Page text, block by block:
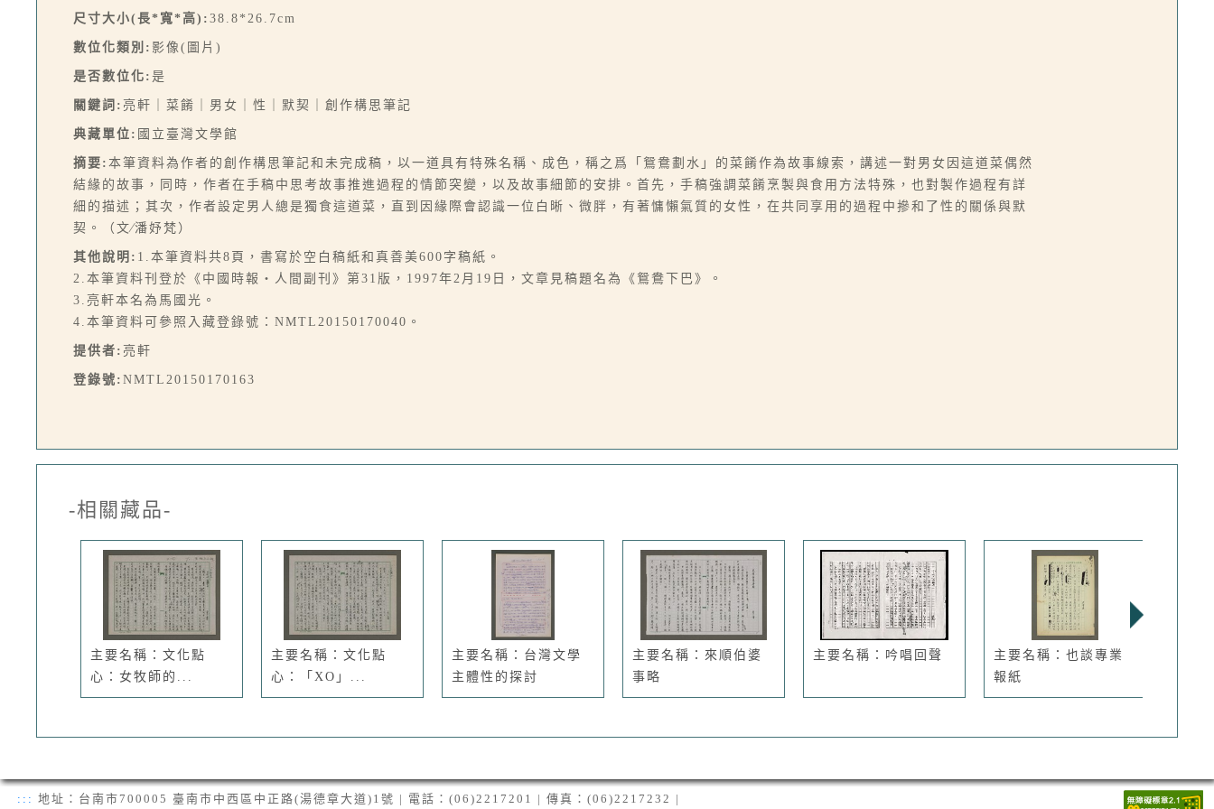
尺寸大小(長*寬*高): 38.8*26.7cm
數位化類別: 影像(圖片)
是否數位化: 是
關鍵詞: 亮軒｜菜餚｜男女｜性｜默契｜創作構思筆記
典藏單位: 國立臺灣文學館
摘要: 本筆資料為作者的創作構思筆記和未完成稿，以一道具有特殊名稱、成色，稱之爲「鴛鴦劃水」的菜餚作為故事線索，講述一對男女因這道菜偶然
結緣的故事，同時，作者在手稿中思考故事推進過程的情節突變，以及故事細節的安排。首先，手稿強調菜餚烹製與食用方法特殊，也對製作過程有詳
細的描述；其次，作者設定男人總是獨食這道菜，直到因緣際會認識一位白晰、微胖，有著慵懶氣質的女性，在共同享用的過程中摻和了性的關係與默
契。（文∕潘妤梵）
其他說明: 1.本筆資料共8頁，書寫於空白稿紙和真善美600字稿紙。
2.本筆資料刊登於《中國時報‧人間副刊》第31版，1997年2月19日，文章見稿題名為《鴛鴦下巴》。
3.亮軒本名為馬國光。
4.本筆資料可參照入藏登錄號：NMTL20150170040。
提供者: 亮軒
登錄號: NMTL20150170163
-相關藏品-
主要名稱：文化點
心：女牧師的...
主要名稱：文化點
心：「XO」...
主要名稱：台灣文學
主體性的探討
主要名稱：來順伯婆
事略
主要名稱：吟唱回聲
主要名稱：也談專業
報紙
::: 地址：台南市700005 臺南市中西區中正路(湯德章大道)1號 | 電話：(06)2217201 | 傳真：(06)2217232 |